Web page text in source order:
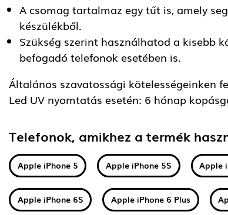
A csomag tartalmaz egy tűt is, amely
készülékből.
Szükség szerint használhatod a kisebb
befogadó telefonok esetében is.
Általános szavatossági kötelességeinken
Led UV nyomtatás esetén: 6 hónap
Telefonok, amikhez a termék
Apple iPhone 5 Apple iPhone 5S Apple
Apple iPhone 6S Apple iPhone 6 Plus